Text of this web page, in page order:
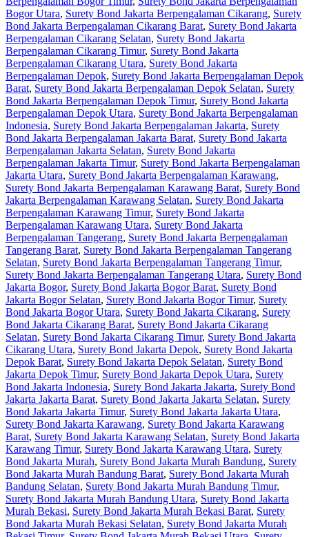
Bogor Utara, Surety Bond Jakarta Berpengalaman Cikarang, Surety
Bond Jakarta Berpengalaman Cikarang Barat, Surety Bond Jakarta
Berpengalaman Cikarang Selatan, Surety Bond Jakarta
Berpengalaman Cikarang Timur, Surety Bond Jakarta
Berpengalaman Cikarang Utara, Surety Bond Jakarta
Berpengalaman Depok, Surety Bond Jakarta Berpengalaman Depok
Barat, Surety Bond Jakarta Berpengalaman Depok Selatan, Surety
Bond Jakarta Berpengalaman Depok Timur, Surety Bond Jakarta
Berpengalaman Depok Utara, Surety Bond Jakarta Berpengalaman
Indonesia, Surety Bond Jakarta Berpengalaman Jakarta, Surety
Bond Jakarta Berpengalaman Jakarta Barat, Surety Bond Jakarta
Berpengalaman Jakarta Selatan, Surety Bond Jakarta
Berpengalaman Jakarta Timur, Surety Bond Jakarta Berpengalaman
Jakarta Utara, Surety Bond Jakarta Berpengalaman Karawang,
Surety Bond Jakarta Berpengalaman Karawang Barat, Surety Bond
Jakarta Berpengalaman Karawang Selatan, Surety Bond Jakarta
Berpengalaman Karawang Timur, Surety Bond Jakarta
Berpengalaman Karawang Utara, Surety Bond Jakarta
Berpengalaman Tangerang, Surety Bond Jakarta Berpengalaman
Tangerang Barat, Surety Bond Jakarta Berpengalaman Tangerang
Selatan, Surety Bond Jakarta Berpengalaman Tangerang Timur,
Surety Bond Jakarta Berpengalaman Tangerang Utara, Surety Bond
Jakarta Bogor, Surety Bond Jakarta Bogor Barat, Surety Bond
Jakarta Bogor Selatan, Surety Bond Jakarta Bogor Timur, Surety
Bond Jakarta Bogor Utara, Surety Bond Jakarta Cikarang, Surety
Bond Jakarta Cikarang Barat, Surety Bond Jakarta Cikarang
Selatan, Surety Bond Jakarta Cikarang Timur, Surety Bond Jakarta
Cikarang Utara, Surety Bond Jakarta Depok, Surety Bond Jakarta
Depok Barat, Surety Bond Jakarta Depok Selatan, Surety Bond
Jakarta Depok Timur, Surety Bond Jakarta Depok Utara, Surety
Bond Jakarta Indonesia, Surety Bond Jakarta Jakarta, Surety Bond
Jakarta Jakarta Barat, Surety Bond Jakarta Jakarta Selatan, Surety
Bond Jakarta Jakarta Timur, Surety Bond Jakarta Jakarta Utara,
Surety Bond Jakarta Karawang, Surety Bond Jakarta Karawang
Barat, Surety Bond Jakarta Karawang Selatan, Surety Bond Jakarta
Karawang Timur, Surety Bond Jakarta Karawang Utara, Surety
Bond Jakarta Murah, Surety Bond Jakarta Murah Bandung, Surety
Bond Jakarta Murah Bandung Barat, Surety Bond Jakarta Murah
Bandung Selatan, Surety Bond Jakarta Murah Bandung Timur,
Surety Bond Jakarta Murah Bandung Utara, Surety Bond Jakarta
Murah Bekasi, Surety Bond Jakarta Murah Bekasi Barat, Surety
Bond Jakarta Murah Bekasi Selatan, Surety Bond Jakarta Murah